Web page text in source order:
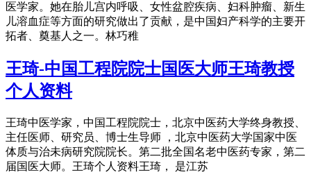
医学家。她在胎儿宫内呼吸、女性盆腔疾病、妇科肿瘤、新生
儿溶血症等方面的研究做出了贡献，是中国妇产科学的主要开
拓者、奠基人之一。林巧稚
王琦-中国工程院院士国医大师王琦教授
个人资料
王琦中医学家，中国工程院院士，北京中医药大学终身教授、
主任医师、研究员、博士生导师 ，北京中医药大学国家中医
体质与治未病研究院院长。第二批全国名老中医药专家，第二
届国医大师。王琦个人资料王琦， 是江苏